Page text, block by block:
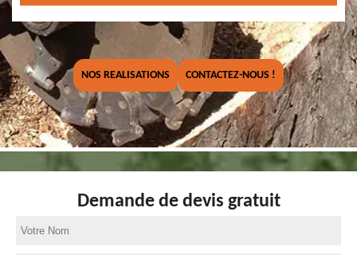
NOS REALISATIONS CONTACTEZ-NOUS !
Demande de devis gratuit